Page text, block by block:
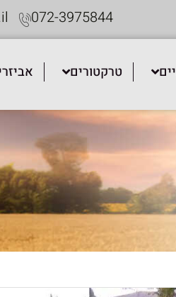
072-3975844
טרקטורים